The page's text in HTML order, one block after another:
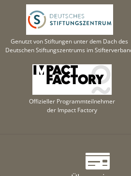
Genutzt von Stiftungen unter dem Dach des
Deutschen Stiftungszentrums im
Offizieller Programmteilnehmer
der Impact Factory